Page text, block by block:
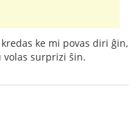
ke mi povas diri ĝin,
volas surprizi ŝin.